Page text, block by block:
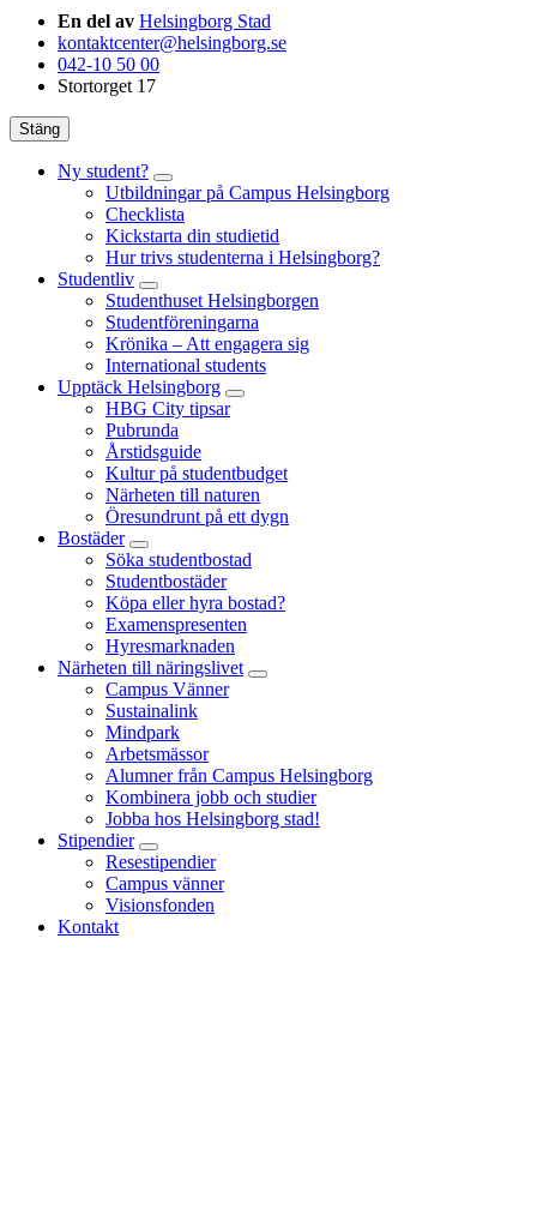
En del av Helsingborg Stad
kontaktcenter@helsingborg.se
042-10 50 00
Stortorget 17
Stäng
Ny student?
Utbildningar på Campus Helsingborg
Checklista
Kickstarta din studietid
Hur trivs studenterna i Helsingborg?
Studentliv
Studenthuset Helsingborgen
Studentföreningarna
Krönika – Att engagera sig
International students
Upptäck Helsingborg
HBG City tipsar
Pubrunda
Årstidsguide
Kultur på studentbudget
Närheten till naturen
Öresundrunt på ett dygn
Bostäder
Söka studentbostad
Studentbostäder
Köpa eller hyra bostad?
Examenspresenten
Hyresmarknaden
Närheten till näringslivet
Campus Vänner
Sustainalink
Mindpark
Arbetsmässor
Alumner från Campus Helsingborg
Kombinera jobb och studier
Jobba hos Helsingborg stad!
Stipendier
Resestipendier
Campus vänner
Visionsfonden
Kontakt